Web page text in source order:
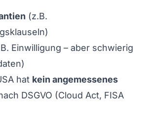
(z.B.
Einwilligung – aber schwierig
hat kein angemessenes
DSGVO (Cloud Act, FISA